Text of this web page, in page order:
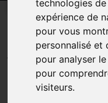
technologies
expérience de
pour vous
personnalisé et
pour analyser
pour
visiteurs.
Interprox
DENTAID